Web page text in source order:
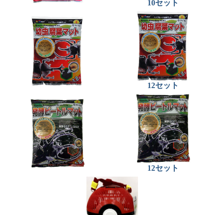
10セット
12セット
12セット